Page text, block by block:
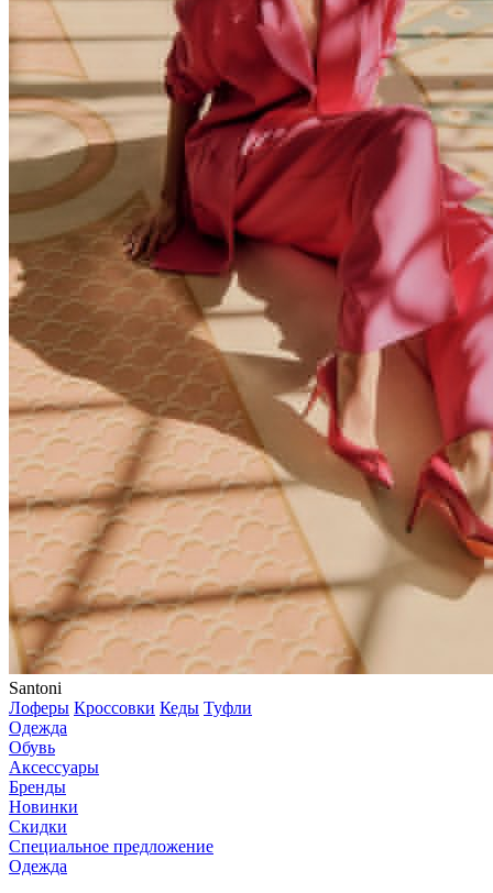
Santoni
Лоферы Кроссовки Кеды Туфли
Одежда
Обувь
Аксессуары
Бренды
Новинки
Скидки
Специальное предложение
Одежда